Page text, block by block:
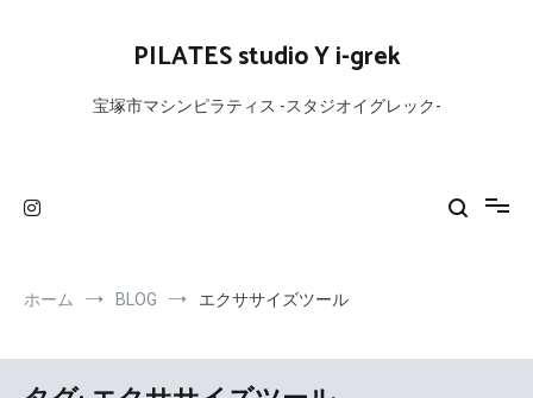
PILATES studio Y i-grek
宝塚市マシンピラティス -スタジオイグレック-
ホーム BLOG エクササイズツール